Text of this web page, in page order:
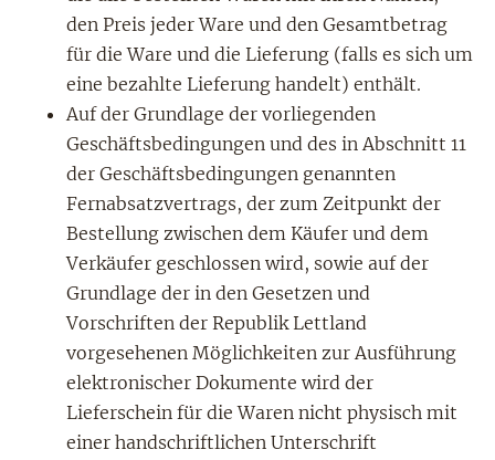
den Preis jeder Ware und den Gesamtbetrag
für die Ware und die Lieferung (falls es sich um
eine bezahlte Lieferung handelt) enthält.
Auf der Grundlage der vorliegenden
Geschäftsbedingungen und des in Abschnitt 11
der Geschäftsbedingungen genannten
Fernabsatzvertrags, der zum Zeitpunkt der
Bestellung zwischen dem Käufer und dem
Verkäufer geschlossen wird, sowie auf der
Grundlage der in den Gesetzen und
Vorschriften der Republik Lettland
vorgesehenen Möglichkeiten zur Ausführung
elektronischer Dokumente wird der
Lieferschein für die Waren nicht physisch mit
einer handschriftlichen Unterschrift